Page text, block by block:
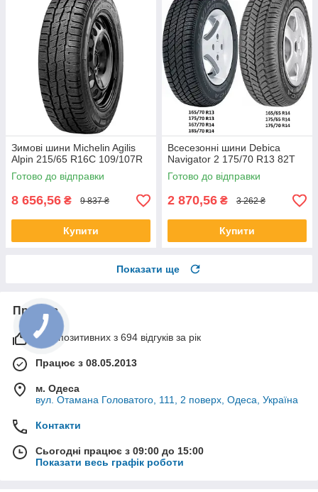
Зимові шини Michelin Agilis
Alpin 215/65 R16C 109/107R
Готово до відправки
8 656,56 ₴ 9 837 ₴
Купити
Всесезонні шини Debica
Navigator 2 175/70 R13 82T
Готово до відправки
2 870,56 ₴ 3 262 ₴
Купити
Показати ще
Про нас
99% позитивних з 694 відгуків за рік
Працює з 08.05.2013
м. Одеса
вул. Отамана Головатого, 111, 2 поверх, Одеса, Україна
Контакти
Сьогодні працює з 09:00 до 15:00
Показати весь графік роботи